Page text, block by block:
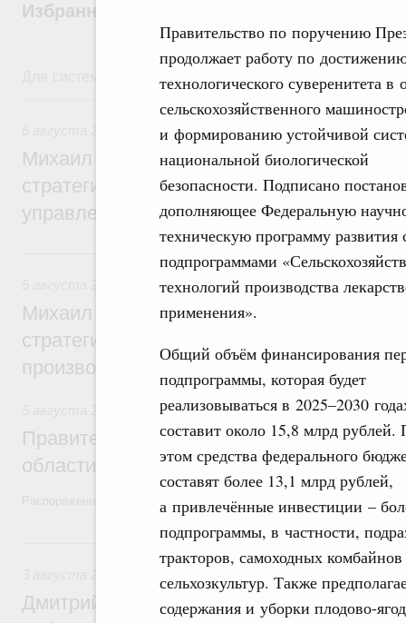
Правительство по поручению
продолжает работу по
технологического суверенитета в
сельскохозяйственного
и формированию устойчивой
национальной биологической
безопасности. Подписано
дополняющее Федеральную
техническую программу развития
подпрограммами
технологий производства
применения».
Общий объём финансирования
подпрограммы, которая будет
реализовываться в 2025–2030
составит около 15,8 млрд рублей.
этом средства федерального
составят более 13,1 млрд рублей,
а привлечённые инвестиции –
подпрограммы, в частности,
тракторов, самоходных
сельхозкультур. Также
содержания и уборки плодово-
Избранные документы со справками к
6 августа, четверг
Технологическое развитие. Инновации
Михаил Мишустин дал поручения по
стратегической сессии о
управления научно-технологическим
5 августа, среда
Вопросы производительности труда и
Михаил Мишустин дал поручения по
стратегической сессии, посвящённой
производительности труда
Национальный проект «Экологическое
Правительство увеличило объём
области в рамках федерального
Распоряжение от 3 августа 2026 года №2067-р
3 августа, понедельник
Регулирование в сфере торговли.
Дмитрий Григоренко возглавил штаб по